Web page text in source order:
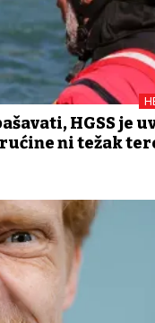
HGSS je
ni težak